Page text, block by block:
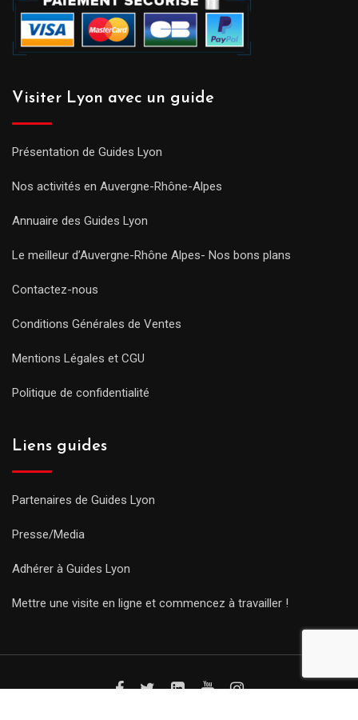
Visiter Lyon avec un guide
Présentation de Guides Lyon
Nos activités en Auvergne-Rhône-Alpes
Annuaire des Guides Lyon
Le meilleur d’Auvergne-Rhône Alpes- Nos bons plans
Contactez-nous
Conditions Générales de Ventes
Mentions Légales et CGU
Politique de confidentialité
Liens guides
Partenaires de Guides Lyon
Presse/Media
Adhérer à Guides Lyon
Mettre une visite en ligne et commencez à travailler !